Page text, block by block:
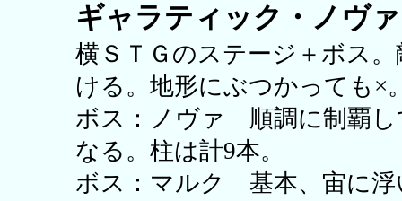
ギャラティック・ノヴァ
横ＳＴＧのステージ＋ボス
ける。地形にぶつかっても×
ボス：ノヴァ 順調に制覇し
なる。柱は計9本。
ボス：マルク 基本、宙に浮